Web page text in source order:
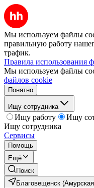
Мы используем файлы
правильную работу
трафик.
Правила использования
Мы используем файлы
файлов cookie
Понятно
Ищу сотрудника
Ищу работу
Ищу
Ищу сотрудника
Сервисы
Помощь
Ещё
Поиск
Благовещенск